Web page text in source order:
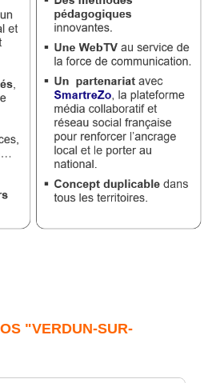
"VERDUN-SUR-